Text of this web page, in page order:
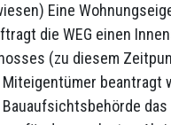
Eine
die WEG einen
(zu diesem
beantragt